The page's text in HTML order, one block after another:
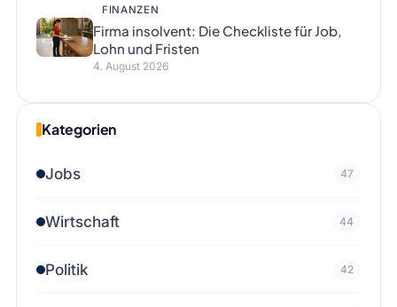
FINANZEN
Firma insolvent: Die Checkliste für Job,
Lohn und Fristen
4. August 2026
Kategorien
Jobs 47
Wirtschaft 44
Politik 42